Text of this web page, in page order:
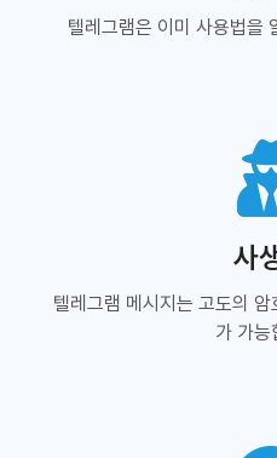
텔레그램은 이미 사용법을
사
텔레그램 메시지는 고도의
가 가능